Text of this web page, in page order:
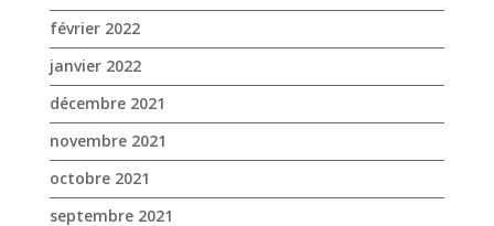
décembre 2021
novembre 2021
octobre 2021
septembre 2021
août 2021
juillet 2021